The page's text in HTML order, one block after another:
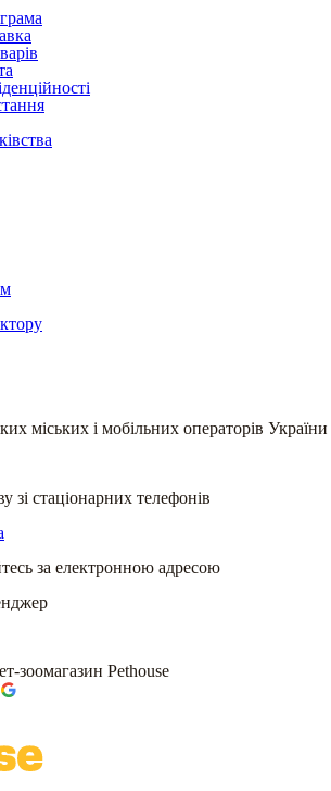
міських і мобільних операторів України
зі стаціонарних телефонів
за електронною адресою
зоомагазин Pethouse